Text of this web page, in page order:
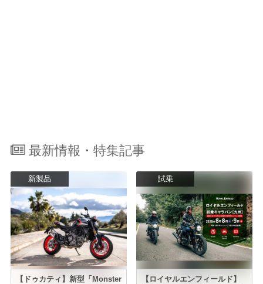
最新情報・特集記事
新製品
【ドゥカティ】新型「Monster
試乗
【ロイヤルエンフィールド】